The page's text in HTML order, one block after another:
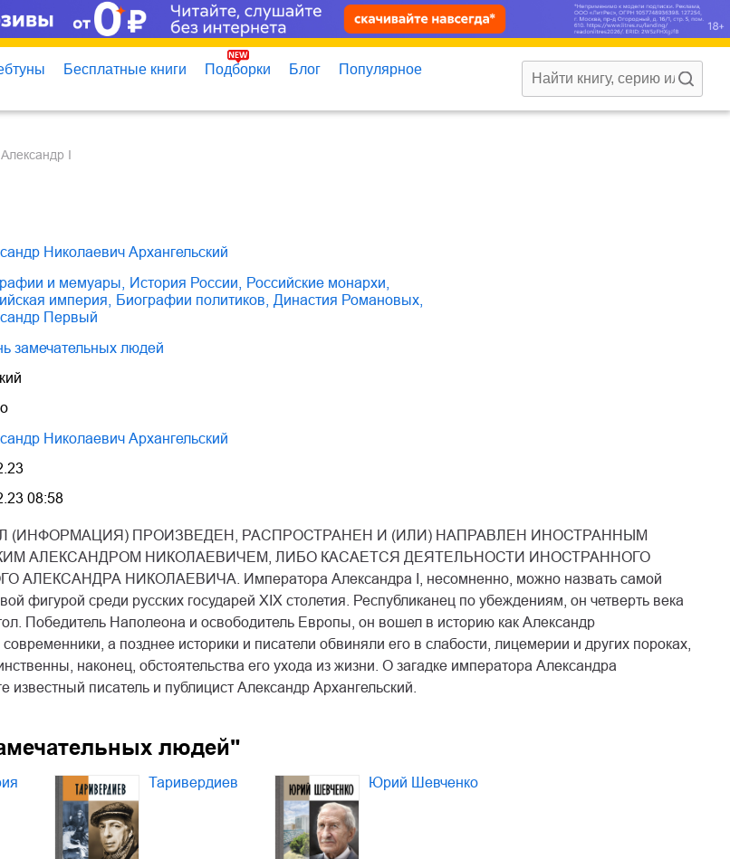
Бесплатные книги Подборки Блог
Популярное
Александр I
Николаевич Архангельский
и мемуары история России российские монархи
империя
биографии политиков династия Романовых
Первый
замечательных людей
Николаевич Архангельский
08:58
(ИНФОРМАЦИЯ) ПРОИЗВЕДЕН, РАСПРОСТРАНЕН И (ИЛИ) НАПРАВЛЕН ИНОСТРАННЫМ
АЛЕКСАНДРОМ НИКОЛАЕВИЧЕМ, ЛИБО КАСАЕТСЯ ДЕЯТЕЛЬНОСТИ ИНОСТРАННОГО
АЛЕКСАНДРА НИКОЛАЕВИЧА. Императора Александра I, несомненно, можно назвать самой
фигурой среди русских государей XIX столетия. Республиканец по убеждениям, он четверть века
Победитель Наполеона и освободитель Европы, он вошел в историю как Александр
а позднее историки и писатели обвиняли его в слабости, лицемерии и других пороках,
наконец, обстоятельства его ухода из жизни. О загадке императора Александра
известный писатель и публицист Александр Архангельский.
людей"
Таривердиев Юрий Шевченко